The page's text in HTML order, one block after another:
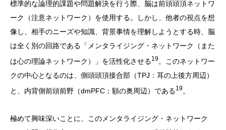
標準的な論理的課題や問題解決を行う際、脳は前頭頭頂ネットワ
ーク（注意ネットワーク）を使用する。しかし、他者の視点を想
像し、相手のニーズや知識、背景事情を理解しようとする時、脳
は全く別の回路である「メンタライジング・ネットワーク（また
は心の理論ネットワーク）」を活性化させる19。このネットワー
クの中心となるのは、側頭頭頂接合部（TPJ：耳の上後方周辺）
と、内背側前頭前野（dmPFC：額の奥周辺）である19。
極めて興味深いことに、このメンタライジング・ネットワーク